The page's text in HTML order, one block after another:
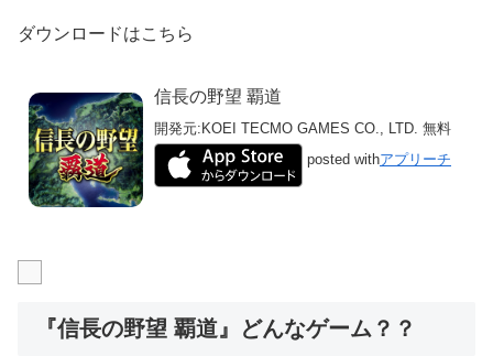
ダウンロードはこちら
信長の野望 覇道
開発元:KOEI TECMO GAMES CO., LTD. 無料
posted withアプリーチ
『信長の野望 覇道』どんなゲーム？？